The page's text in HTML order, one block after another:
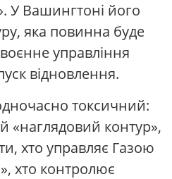
У Вашингтоні його
яка повинна буде
управління
відновлення.
токсичний:
«наглядовий контур»,
хто управляє Газою
хто контролює